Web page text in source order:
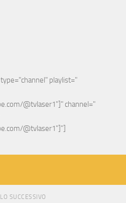
playlist="
@tvlaser1"]" channel="
@tvlaser1"]"]
SUCCESSIVO